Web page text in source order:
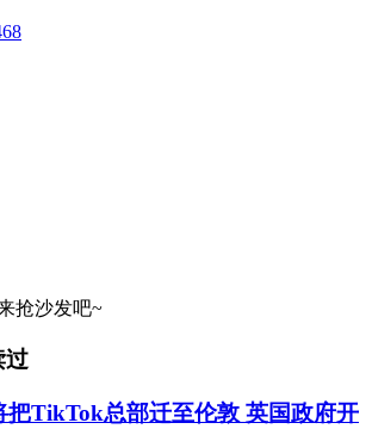
抢沙发吧~
过
把TikTok总部迁至伦敦 英国政府开